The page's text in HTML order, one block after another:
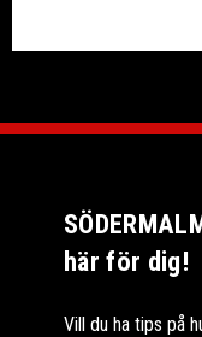
här för dig!
Vill du ha tips på